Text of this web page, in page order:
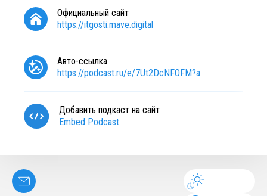
Официальный сайт
https://itgosti.mave.digital
Авто-ссылка
https://podcast.ru/e/7Ut2DcNFOFM?a
Добавить подкаст на сайт
Embed Podcast